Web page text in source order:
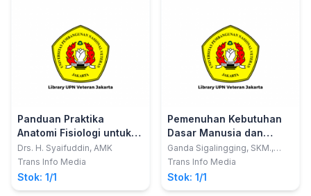
Panduan Praktika
Anatomi Fisiologi untuk
Mahasiswa Keperawatan
Drs. H. Syaifuddin, AMK
Trans Info Media
Stok: 1/1
Pemenuhan Kebutuhan
Dasar Manusia dan
Keterampilan Dasar
dalam Keperawatan
(Dilengkapi Panduan
Laboratorium)
Ganda Sigalingging, SKM.,
S.Kep., Ns., M.Kes.; dkk
Trans Info Media
Stok: 1/1